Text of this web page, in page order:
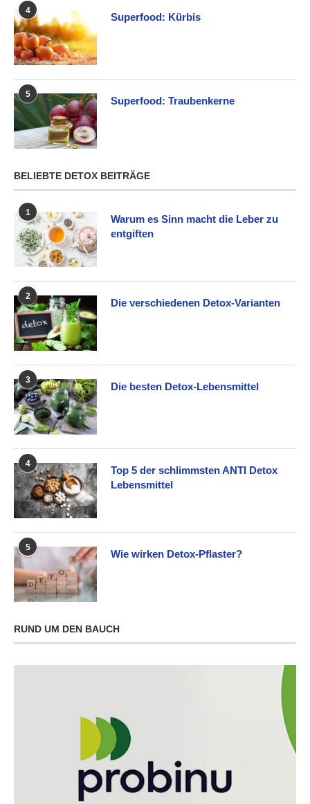
4
Superfood: Kürbis
5
Superfood: Traubenkerne
BELIEBTE DETOX BEITRÄGE
1
Warum es Sinn macht die Leber zu
entgiften
2
Die verschiedenen Detox-Varianten
3
Die besten Detox-Lebensmittel
4
Top 5 der schlimmsten ANTI Detox
Lebensmittel
5
Wie wirken Detox-Pflaster?
RUND UM DEN BAUCH